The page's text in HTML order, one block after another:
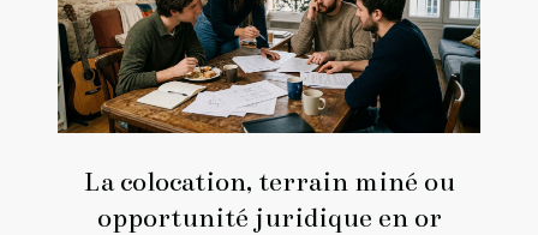
La colocation, terrain miné ou
opportunité juridique en or